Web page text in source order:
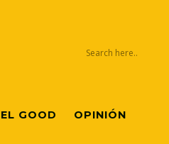
GOOD OPINIÓN